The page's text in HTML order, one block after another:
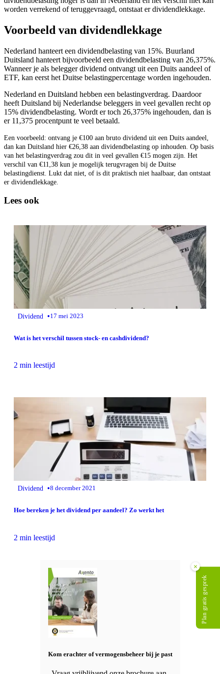
worden verrekend of teruggevraagd, ontstaat er dividendlekkage.
Voorbeeld van dividendlekkage
Nederland hanteert een dividendbelasting van 15%. Buurland
Duitsland hanteert bijvoorbeeld een dividendbelasting van 26,375%.
Wanneer je als belegger dividend ontvangt uit een Duits aandeel of
ETF, kan eerst het Duitse belastingpercentage worden ingehouden.
Nederland en Duitsland hebben een belastingverdrag. Daardoor
heeft Duitsland bij Nederlandse beleggers in veel gevallen recht op
15% dividendbelasting. Wordt er toch 26,375% ingehouden, dan is
er 11,375 procentpunt te veel betaald.
Een voorbeeld: ontvang je €100 aan bruto dividend uit een Duits aandeel,
dan kan Duitsland hier €26,38 aan dividendbelasting op inhouden. Op basis
van het belastingverdrag zou dit in veel gevallen €15 mogen zijn. Het
verschil van €11,38 kun je mogelijk terugvragen bij de Duitse
belastingdienst. Lukt dat niet, of is dit praktisch niet haalbaar, dan ontstaat
er dividendlekkage.
Lees ook
Dividend •17 mei 2023
Wat is het verschil tussen stock- en cashdividend?
2 min leestijd
Dividend •8 december 2021
Hoe bereken je het dividend per aandeel? Zo werkt het
2 min leestijd
Kom erachter of vermogensbeheer bij je past
×
Plan gratis gesprek